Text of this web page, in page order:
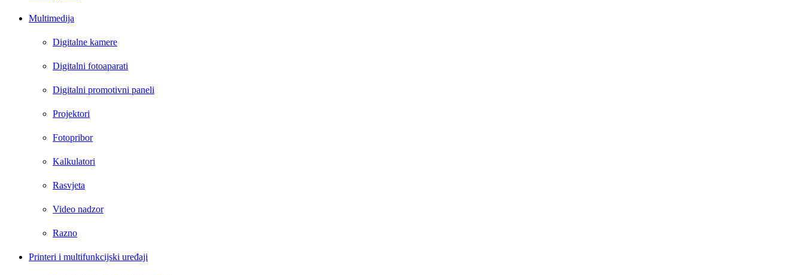
Multimedija
Digitalne kamere
Digitalni fotoaparati
Digitalni promotivni paneli
Projektori
Fotopribor
Kalkulatori
Rasvjeta
Video nadzor
Razno
Printeri i multifunkcijski uređaji